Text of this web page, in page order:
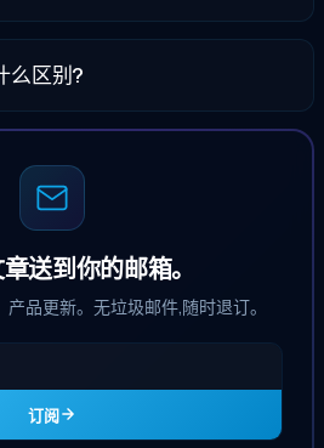
么区别?
送到你的邮箱。
品更新。无垃圾邮件,随时退订。
订阅